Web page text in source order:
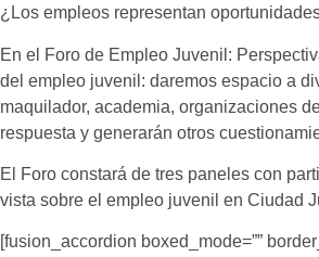
¿Los empleos representan
En el Foro de Empleo Juvenil:
del empleo juvenil: daremos espacio a
maquilador, academia, organizaciones
respuesta y generarán otros
El Foro constará de tres paneles con
vista sobre el empleo juvenil en Ciudad
[fusion_accordion boxed_mode=””